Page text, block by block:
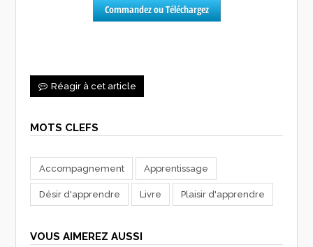
Commandez ou Téléchargez
Réagir à cet article
MOTS CLEFS
Accompagnement Apprentissage
Désir d'apprendre Livre Plaisir d'apprendre
VOUS AIMEREZ AUSSI